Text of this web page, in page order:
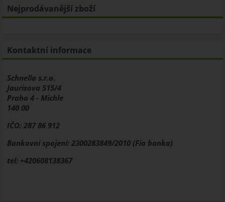
Nejprodávanější zboží
Kontaktní informace
Schnella s.r.o.
Jaurisova 515/4
Praha 4 - Michle
140 00
IČO: 287 86 912
Bankovní spojení: 2300283849/2010 (Fio banka)
tel: +420608138367